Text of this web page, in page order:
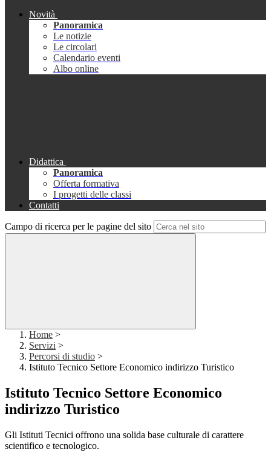
Novità
Panoramica
Le notizie
Le circolari
Calendario eventi
Albo online
Didattica
Panoramica
Offerta formativa
I progetti delle classi
Contatti
Campo di ricerca per le pagine del sito
Home >
Servizi >
Percorsi di studio >
Istituto Tecnico Settore Economico indirizzo Turistico
Istituto Tecnico Settore Economico
indirizzo Turistico
Gli Istituti Tecnici offrono una solida base culturale di carattere
scientifico e tecnologico.